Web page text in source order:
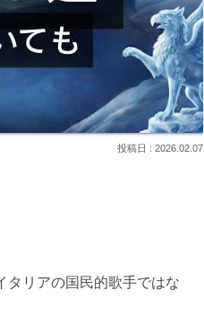
2026.02.07
タリアの国民的歌手ではな